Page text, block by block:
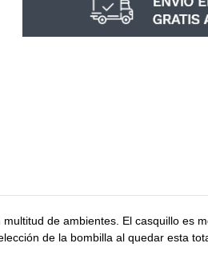
de ambientes. El casquillo es
de la bombilla al quedar esta